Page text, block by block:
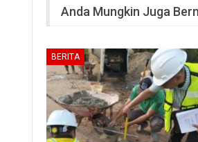
Anda Mungkin Juga
BERITA